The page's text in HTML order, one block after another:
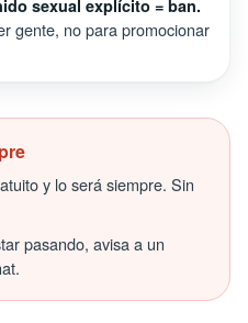
sexual explícito = ban.
gente, no para promocionar
y lo será siempre. Sin
pasando, avisa a un